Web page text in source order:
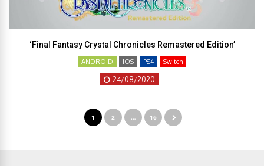
‘Final Fantasy Crystal Chronicles Remastered Edition’
ANDROID IOS PS4 Switch
24/08/2020
1 2 … 16